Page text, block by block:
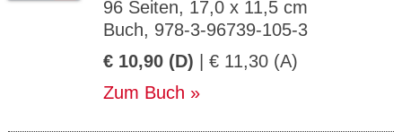
96 Seiten, 17,0 x 11,5 cm
Buch, 978-3-96739-105-3
€ 10,90 (D) | € 11,30 (A)
Zum Buch